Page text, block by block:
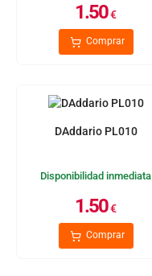
1.50€
Comprar
DAddario PL010
Disponibilidad inmediata
1.50€
Comprar